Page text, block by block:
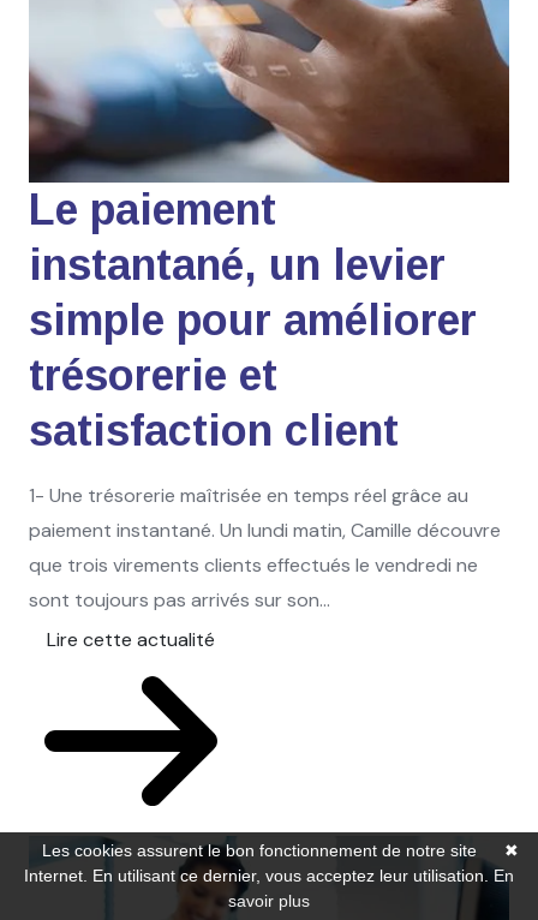
Le paiement
instantané, un levier
simple pour améliorer
trésorerie et
satisfaction client
1- Une trésorerie maîtrisée en temps réel grâce au
paiement instantané. Un lundi matin, Camille découvre
que trois virements clients effectués le vendredi ne
sont toujours pas arrivés sur son...
Lire cette actualité
✖
Les cookies assurent le bon fonctionnement de notre site
Internet. En utilisant ce dernier, vous acceptez leur utilisation. En
savoir plus